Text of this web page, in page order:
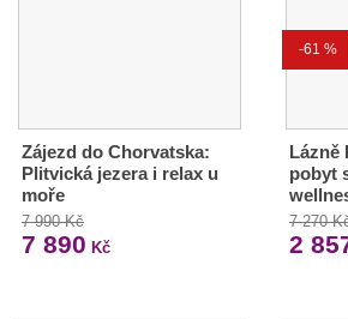
Zájezd do Chorvatska:
Plitvická jezera i relax u
moře
7 990 Kč
7 890 Kč
-61 %
Lázně
pobyt
7 270
2